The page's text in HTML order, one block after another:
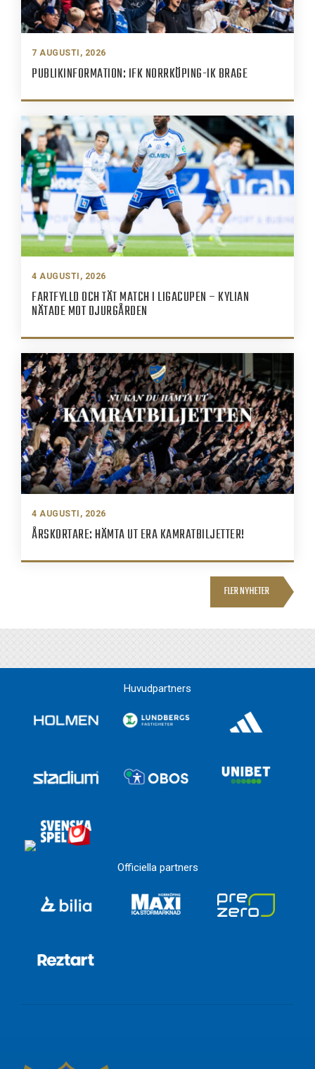
7 AUGUSTI, 2026
PUBLIKINFORMATION: IFK NORRKÖPING-IK BRAGE
4 AUGUSTI, 2026
FARTFYLLD OCH TÄT MATCH I LIGACUPEN – KYLIAN
NÄTADE MOT DJURGÅRDEN
4 AUGUSTI, 2026
ÅRSKORTARE: HÄMTA UT ERA KAMRATBILJETTER!
FLER NYHETER
Huvudpartners
Officiella partners